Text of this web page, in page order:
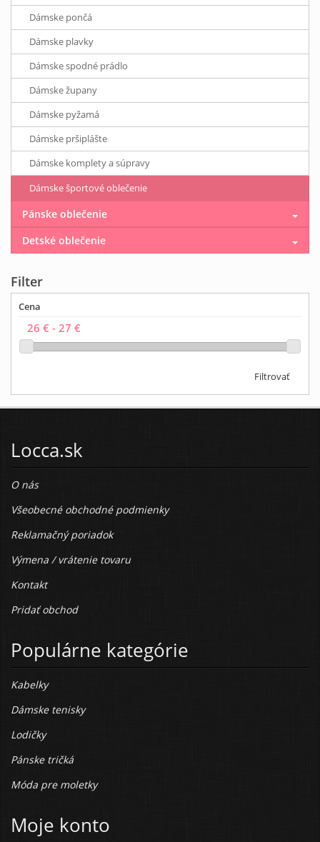
Dámske pončá
Dámske plavky
Dámske spodné prádlo
Dámske župany
Dámske pyžamá
Dámske pršiplášte
Dámske komplety a súpravy
Dámske športové oblečenie
Pánske oblečenie
Detské oblečenie
Filter
Cena
Filtrovať
Locca.sk
O nás
Všeobecné obchodné podmienky
Reklamačný poriadok
Výmena / vrátenie tovaru
Kontakt
Pridať obchod
Populárne kategórie
Kabelky
Dámske tenisky
Lodičky
Pánske tričká
Móda pre moletky
Moje konto